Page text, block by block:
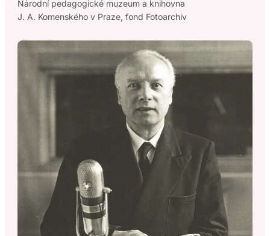
Národní pedagogické muzeum a knihovna
J. A. Komenského v Praze, fond Fotoarchiv